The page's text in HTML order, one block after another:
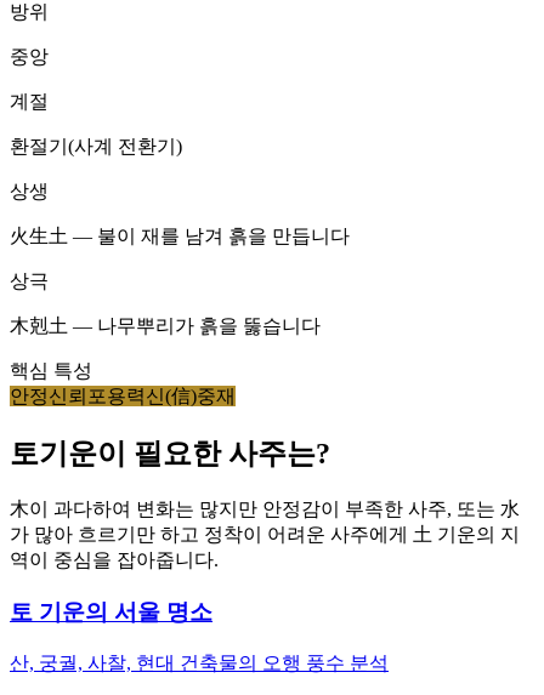
방위
중앙
계절
환절기(사계 전환기)
상생
火生土 — 불이 재를 남겨 흙을 만듭니다
상극
木剋土 — 나무뿌리가 흙을 뚫습니다
핵심 특성
안정신뢰 포용력신(信)중재
토기운이 필요한 사주는?
木이 과다하여 변화는 많지만 안정감이 부족한 사주, 또는 水
가 많아 흐르기만 하고 정착이 어려운 사주에게 土 기운의 지
역이 중심을 잡아줍니다.
토 기운의 서울 명소
산, 궁궐, 사찰, 현대 건축물의 오행 풍수 분석